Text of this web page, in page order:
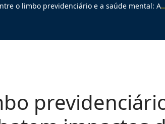
o limbo previdenciário e a saúde mental: AMATRA1 e ABA/RJ debatem impactos da NR-1